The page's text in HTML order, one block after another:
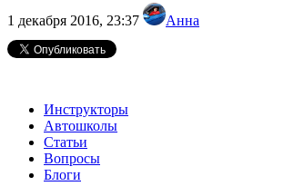
1 декабря 2016, 23:37 Анна
Инструкторы
Автошколы
Статьи
Вопросы
Блоги